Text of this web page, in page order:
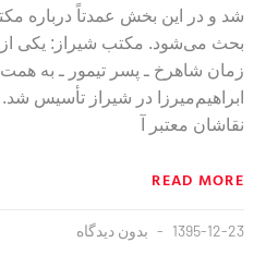
شد و در اين بخش عمدتاً درباره
بحث می‌شود. مكتب شيراز: يكی از
زمان شاهرخ ـ پسر تيمور ـ به همت
ابراهيم‌ميرزا در شيراز تأسيس
نقاشان معتبر آ
READ MORE
1395-12-23 بدون دیدگاه